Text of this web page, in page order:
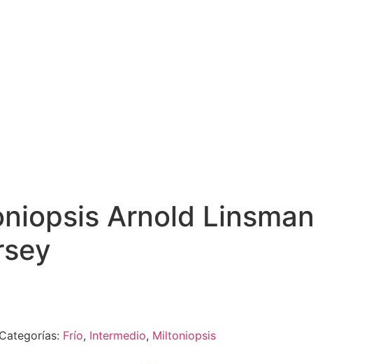
Arnold Linsman
Categorías: Frío, Intermedio, Miltoniopsis